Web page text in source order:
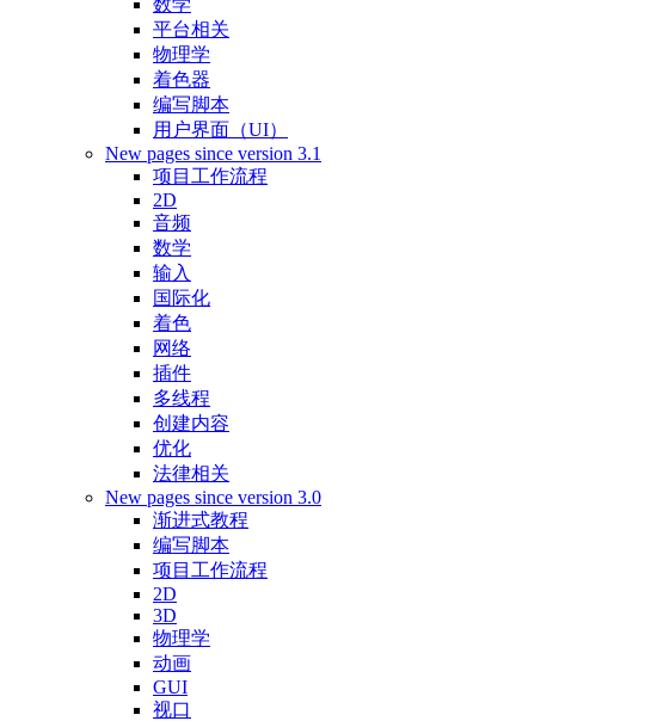
数学
平台相关
物理学
着色器
编写脚本
用户界面（UI）
New pages since version 3.1
项目工作流程
2D
音频
数学
输入
国际化
着色
网络
插件
多线程
创建内容
优化
法律相关
New pages since version 3.0
渐进式教程
编写脚本
项目工作流程
2D
3D
物理学
动画
GUI
视口